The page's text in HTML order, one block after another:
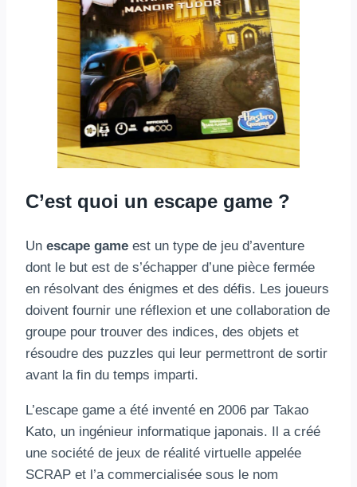
C’est quoi un escape game ?
Un escape game est un type de jeu d’aventure
dont le but est de s’échapper d’une pièce fermée
en résolvant des énigmes et des défis. Les joueurs
doivent fournir une réflexion et une collaboration de
groupe pour trouver des indices, des objets et
résoudre des puzzles qui leur permettront de sortir
avant la fin du temps imparti.
L’escape game a été inventé en 2006 par Takao
Kato, un ingénieur informatique japonais. Il a créé
une société de jeux de réalité virtuelle appelée
SCRAP et l’a commercialisée sous le nom